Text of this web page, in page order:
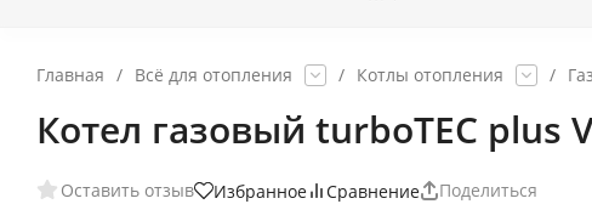
Главная / Всё для отопления / Котлы отопления /
Котел газовый turboTEC plus
Оставить отзыв Избранное Сравнение Поделиться